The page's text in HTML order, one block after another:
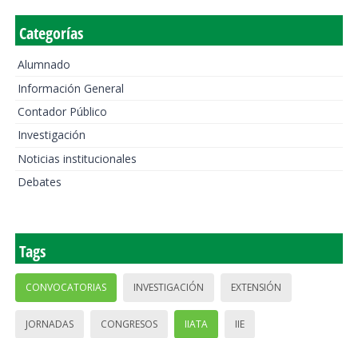
Categorías
Alumnado
Información General
Contador Público
Investigación
Noticias institucionales
Debates
Tags
CONVOCATORIAS INVESTIGACIÓN EXTENSIÓN
JORNADAS CONGRESOS IIATA IIE